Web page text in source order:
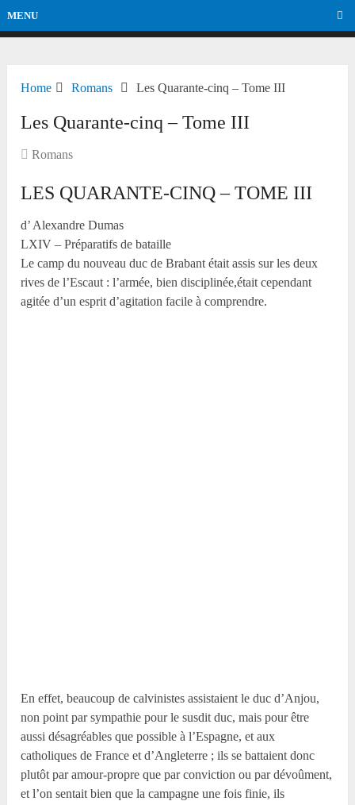
MENU
Home Romans Les Quarante-cinq – Tome III
Les Quarante-cinq – Tome III
Romans
LES QUARANTE-CINQ – TOME III
d’ Alexandre Dumas
LXIV – Préparatifs de bataille
Le camp du nouveau duc de Brabant était assis sur les deux
rives de l’Escaut : l’armée, bien disciplinée,était cependant
agitée d’un esprit d’agitation facile à comprendre.
En effet, beaucoup de calvinistes assistaient le duc d’Anjou,
non point par sympathie pour le susdit duc, mais pour être
aussi désagréables que possible à l’Espagne, et aux
catholiques de France et d’Angleterre ; ils se battaient donc
plutôt par amour-propre que par conviction ou par dévoûment,
et l’on sentait bien que la campagne une fois finie, ils